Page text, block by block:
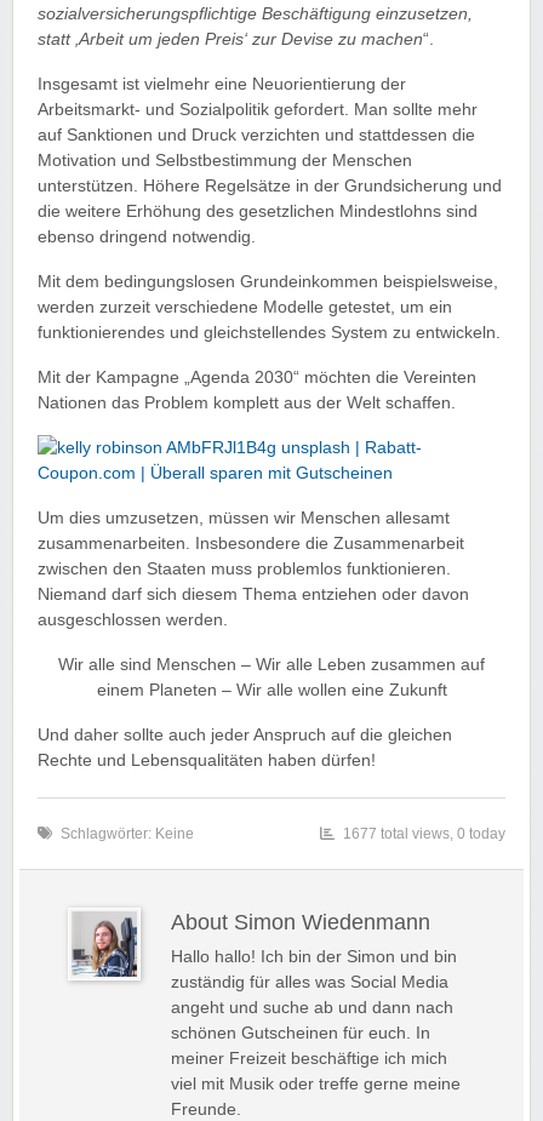
sozialversicherungspflichtige Beschäftigung einzusetzen,
statt ‚Arbeit um jeden Preis‘ zur Devise zu machen“.
Insgesamt ist vielmehr eine Neuorientierung der
Arbeitsmarkt- und Sozialpolitik gefordert. Man sollte mehr
auf Sanktionen und Druck verzichten und stattdessen die
Motivation und Selbstbestimmung der Menschen
unterstützen. Höhere Regelsätze in der Grundsicherung und
die weitere Erhöhung des gesetzlichen Mindestlohns sind
ebenso dringend notwendig.
Mit dem bedingungslosen Grundeinkommen beispielsweise,
werden zurzeit verschiedene Modelle getestet, um ein
funktionierendes und gleichstellendes System zu entwickeln.
Mit der Kampagne „Agenda 2030“ möchten die Vereinten
Nationen das Problem komplett aus der Welt schaffen.
Um dies umzusetzen, müssen wir Menschen allesamt
zusammenarbeiten. Insbesondere die Zusammenarbeit
zwischen den Staaten muss problemlos funktionieren.
Niemand darf sich diesem Thema entziehen oder davon
ausgeschlossen werden.
Wir alle sind Menschen – Wir alle Leben zusammen auf
einem Planeten – Wir alle wollen eine Zukunft
Und daher sollte auch jeder Anspruch auf die gleichen
Rechte und Lebensqualitäten haben dürfen!
Schlagwörter: Keine 1677 total views, 0 today
About Simon Wiedenmann
Hallo hallo! Ich bin der Simon und bin
zuständig für alles was Social Media
angeht und suche ab und dann nach
schönen Gutscheinen für euch. In
meiner Freizeit beschäftige ich mich
viel mit Musik oder treffe gerne meine
Freunde.